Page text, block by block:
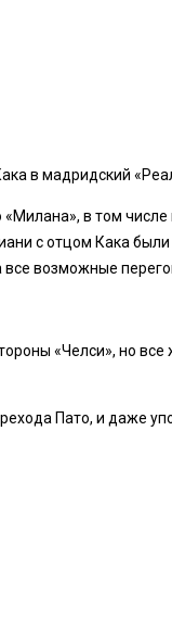
в мадридский
в том
с отцом Кака
возможные
«Челси», но
Пато, и даже